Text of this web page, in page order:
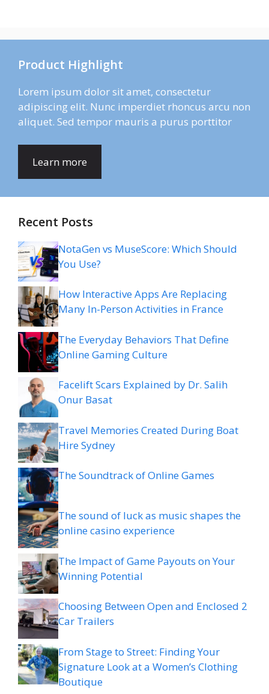
Product Highlight
Lorem ipsum dolor sit amet, consectetur
adipiscing elit. Nunc imperdiet rhoncus arcu non
aliquet. Sed tempor mauris a purus porttitor
Learn more
Recent Posts
NotaGen vs MuseScore: Which Should
You Use?
How Interactive Apps Are Replacing
Many In-Person Activities in France
The Everyday Behaviors That Define
Online Gaming Culture
Facelift Scars Explained by Dr. Salih
Onur Basat
Travel Memories Created During Boat
Hire Sydney
The Soundtrack of Online Games
The sound of luck as music shapes the
online casino experience
The Impact of Game Payouts on Your
Winning Potential
Choosing Between Open and Enclosed 2
Car Trailers
From Stage to Street: Finding Your
Signature Look at a Women’s Clothing
Boutique